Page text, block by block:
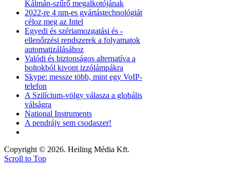
Kálmán-szűrő megalkotójának
2022-re 4 nm-es gyártástechnológiát
céloz meg az Intel
Egyedi és szériamozgatási és -
ellenőrzési rendszerek a folyamatok
automatizálásához
Valódi és biztonságos alternatíva a
boltokból kivont izzólámpákra
Skype: messze több, mint egy VoIP-
telefon
A Szilícium-völgy válasza a globális
válságra
National Instruments
A pendrájv sem csodaszer!
Copyright © 2026. Heiling Média Kft.
Scroll to Top